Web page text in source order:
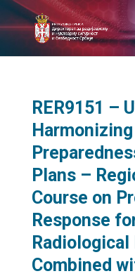
RER9151 –
Plans –
Course on
Response
Combined